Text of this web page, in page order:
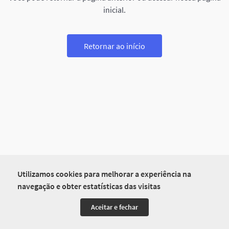
Utilizamos cookies para melhorar a experiência na
navegação e obter estatísticas das visitas
Aceitar e fechar
inicial.
Retornar ao início